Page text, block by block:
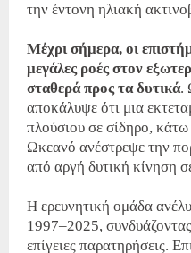
την έντονη ηλιακή
Μέχρι σήμερα, οι
μεγάλες ροές στον
σταθερά προς τα δυτικά.
αποκάλυψε ότι μια
πλούσιου σε σίδηρο,
Ωκεανό ανέστρεψε την
από αργή δυτική κίνηση
Η ερευνητική ομάδα
1997–2025,
επίγειες παρατηρήσεις.